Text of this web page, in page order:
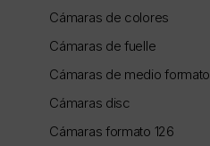
Cámaras de colores
Cámaras de fuelle
Cámaras de medio formato
Cámaras disc
Cámaras formato 126